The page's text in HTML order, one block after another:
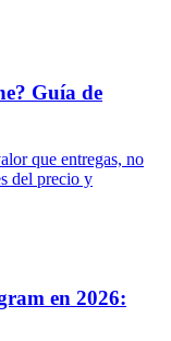
Guía de
que entregas, no
del precio y
en 2026: